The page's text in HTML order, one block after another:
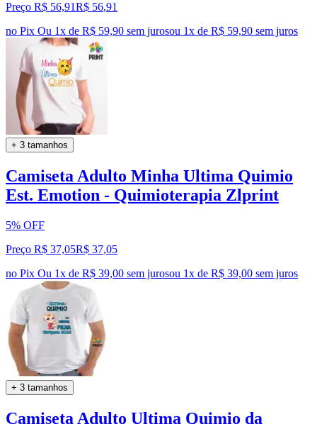
Preço R$ 56,91R$ 56,91
no Pix Ou 1x de R$ 59,90 sem jurosou 1x de R$ 59,90 sem juros
+ 3 tamanhos
Camiseta Adulto Minha Ultima Quimio
Est. Emotion - Quimioterapia Zlprint
5% OFF
Preço R$ 37,05R$ 37,05
no Pix Ou 1x de R$ 39,00 sem jurosou 1x de R$ 39,00 sem juros
+ 3 tamanhos
Camiseta Adulto Ultima Quimio da